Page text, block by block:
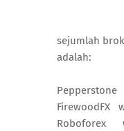
sejumlah
adalah:
Pepperstone
FirewoodFX
Roboforex